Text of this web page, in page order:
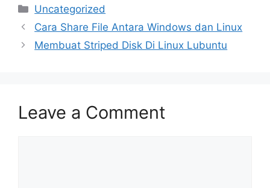
Categories
Uncategorized
Cara Share File Antara Windows dan Linux
Membuat Striped Disk Di Linux Lubuntu
Leave a Comment